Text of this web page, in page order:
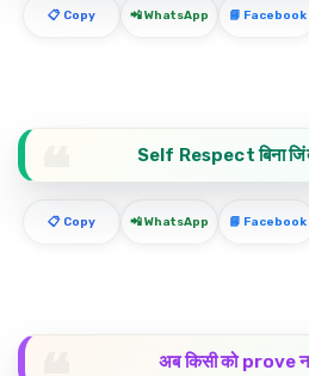
📋 Copy 📲 WhatsApp 📘 Facebook
Self Respect बिना
📋 Copy 📲 WhatsApp 📘 Facebook
अब किसी को prove